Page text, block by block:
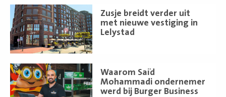
Zusje breidt verder uit
met nieuwe vestiging in
Lelystad
Lees
meer
Waarom Saïd
Mohammadi ondernemer
werd bij Burger Business
Lees
meer